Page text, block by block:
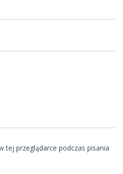
tej przeglądarce podczas pisania